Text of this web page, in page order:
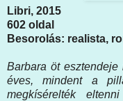
Libri, 2015
602 oldal
Besorolás: realista,
Barbara öt
éves, mindent a
megkísérelték